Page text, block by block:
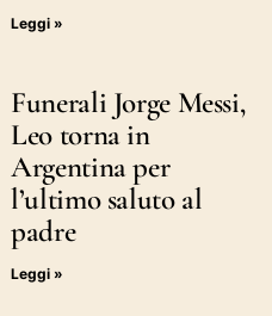
Leggi »
Funerali Jorge Messi,
Leo torna in
Argentina per
l’ultimo saluto al
padre
Leggi »